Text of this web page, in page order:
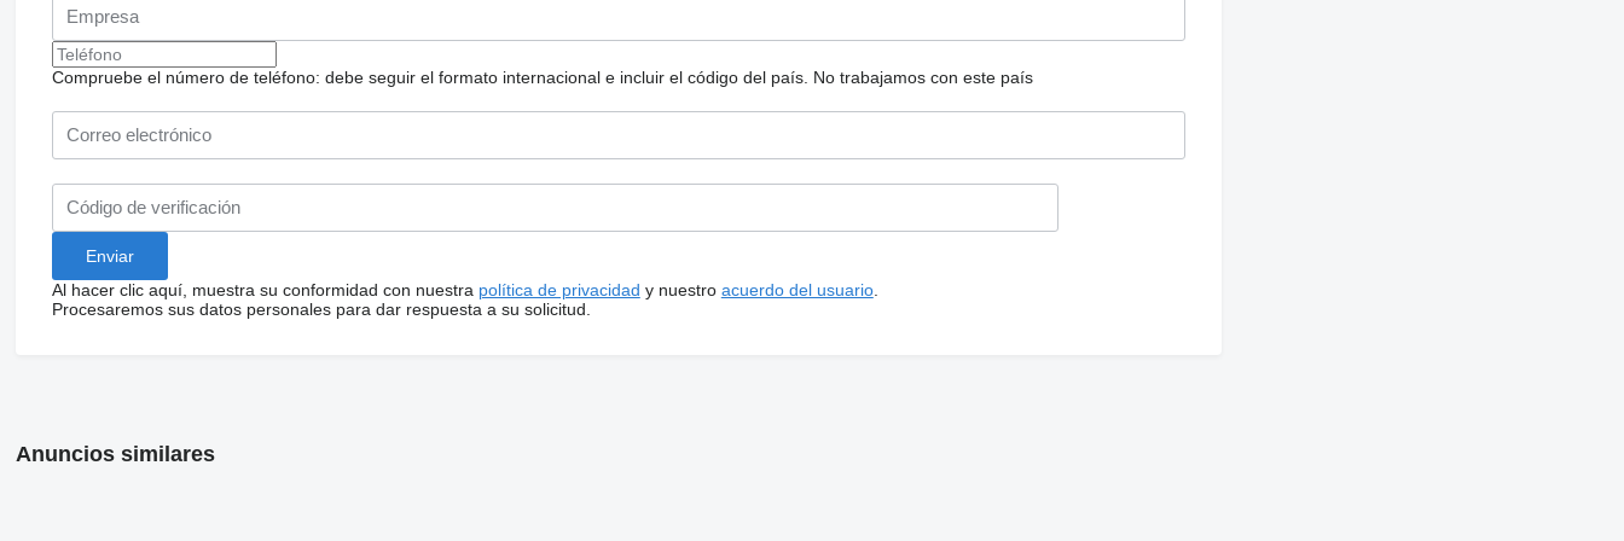
Compruebe el número de teléfono: debe seguir el formato internacional e incluir el código del país. No trabajamos con este país
Al hacer clic aquí, muestra su conformidad con nuestra política de privacidad y nuestro acuerdo del usuario.
Procesaremos sus datos personales para dar respuesta a su solicitud.
Anuncios similares